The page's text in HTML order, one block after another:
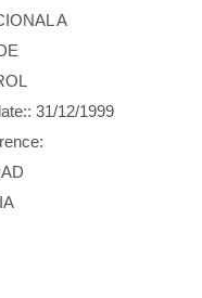
A
31/12/1999